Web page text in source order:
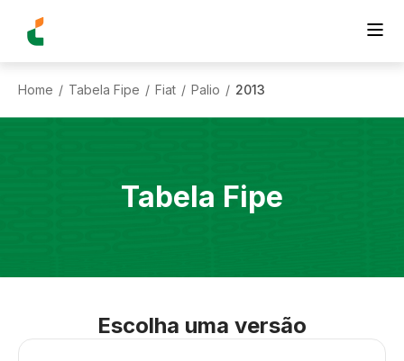
Home / Tabela Fipe / Fiat / Palio / 2013
Tabela Fipe
Escolha uma versão